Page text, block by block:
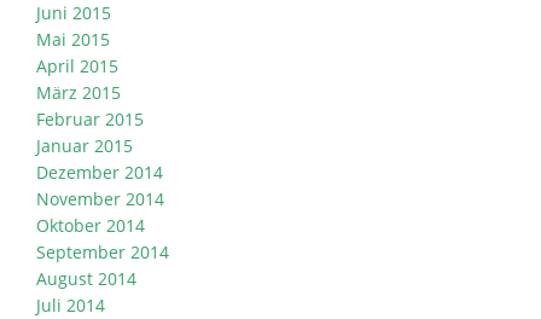
Juni 2015
Mai 2015
April 2015
März 2015
Februar 2015
Januar 2015
Dezember 2014
November 2014
Oktober 2014
September 2014
August 2014
Juli 2014